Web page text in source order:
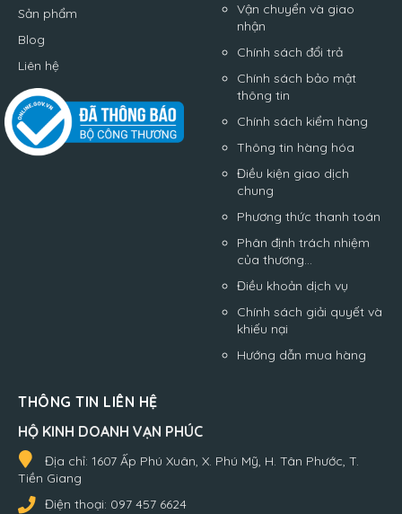
Sản phẩm
Blog
Liên hệ
Vận chuyển và giao
nhận
Chính sách đổi trả
Chính sách bảo mật
thông tin
Chính sách kiểm hàng
Thông tin hàng hóa
Điều kiện giao dịch
chung
Phương thức thanh toán
Phân định trách nhiệm
của thương...
Điều khoản dịch vụ
Chính sách giải quyết và
khiếu nại
Hướng dẫn mua hàng
THÔNG TIN LIÊN HỆ
HỘ KINH DOANH VẠN PHÚC
Địa chỉ: 1607 Ấp Phú Xuân, X. Phú Mỹ, H. Tân Phước, T.
Tiền Giang
Điện thoại: 097 457 6624